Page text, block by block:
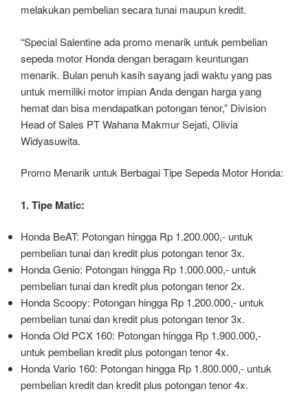
melakukan pembelian secara tunai maupun kredit.
“Special Salentine ada promo menarik untuk pembelian
sepeda motor Honda dengan beragam keuntungan
menarik. Bulan penuh kasih sayang jadi waktu yang pas
untuk memiliki motor impian Anda dengan harga yang
hemat dan bisa mendapatkan potongan tenor,” Division
Head of Sales PT Wahana Makmur Sejati, Olivia
Widyasuwita.
Promo Menarik untuk Berbagai Tipe Sepeda Motor Honda:
1. Tipe Matic:
Honda BeAT: Potongan hingga Rp 1.200.000,- untuk
pembelian tunai dan kredit plus potongan tenor 3x.
Honda Genio: Potongan hingga Rp 1.000.000,- untuk
pembelian tunai dan kredit plus potongan tenor 2x.
Honda Scoopy: Potongan hingga Rp 1.200.000,- untuk
pembelian tunai dan kredit plus potongan tenor 3x.
Honda Old PCX 160: Potongan hingga Rp 1.900.000,-
untuk pembelian kredit plus potongan tenor 4x.
Honda Vario 160: Potongan hingga Rp 1.800.000,- untuk
pembelian kredit dan kredit plus potongan tenor 4x.